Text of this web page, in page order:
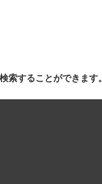
索することができます。